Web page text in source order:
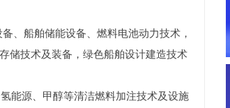
、船舶储能设备、燃料电池动力技术，
储技术及装备，绿色船舶设计建造技术
能源、甲醇等清洁燃料加注技术及设施